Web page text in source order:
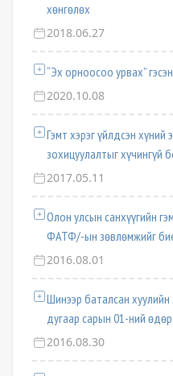
хөнгөлөх
2018.06.27
“Эх орноосоо урвах”
2020.10.08
Гэмт хэрэг үйлдсэн
зохицуулалтыг хүчингүй
2017.05.11
Олон улсын санхүүгийн
ФАТФ/-ын зөвлөмжийг
2016.08.01
Шинээр баталсан хуулийн
дугаар сарын 01-ний
2016.08.30